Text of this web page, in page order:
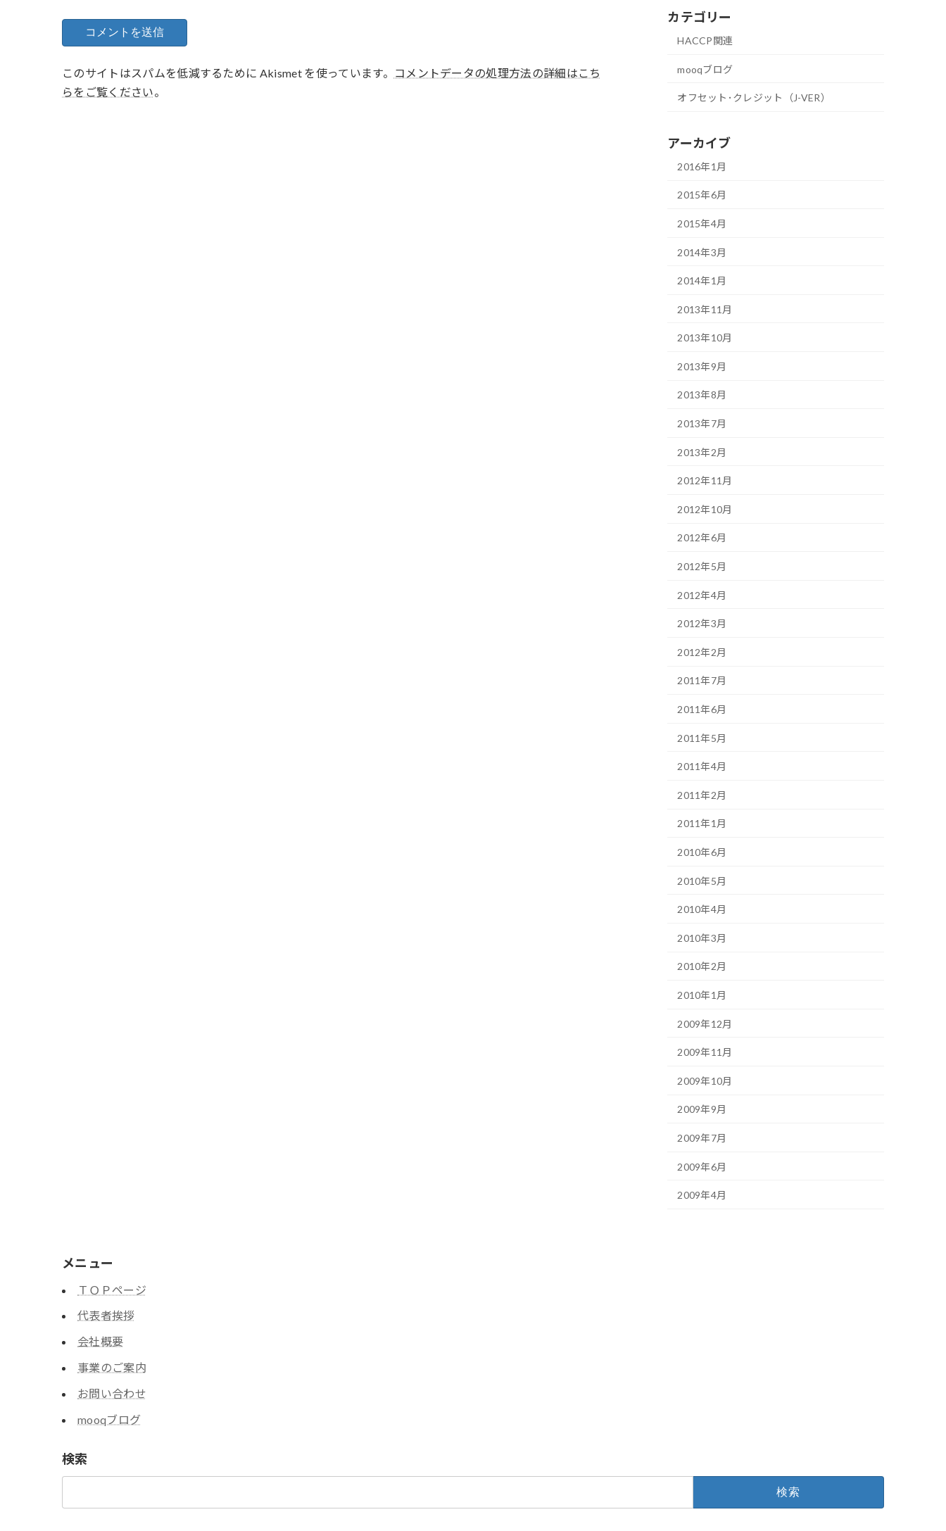
このサイトはスパムを低減するために Akismet を使っています。
コメントデータの処理方法の詳細はこち
らをご覧ください。
カテゴリー
HACCP関連
mooqブログ
オフセット･クレジット（J-VER）
アーカイブ
2016年1月
2015年6月
2015年4月
2014年3月
2014年1月
2013年11月
2013年10月
2013年9月
2013年8月
2013年7月
2013年2月
2012年11月
2012年10月
2012年6月
2012年5月
2012年4月
2012年3月
2012年2月
2011年7月
2011年6月
2011年5月
2011年4月
2011年2月
2011年1月
2010年6月
2010年5月
2010年4月
2010年3月
2010年2月
2010年1月
2009年12月
2009年11月
2009年10月
2009年9月
2009年7月
2009年6月
2009年4月
メニュー
ＴＯＰページ
代表者挨拶
会社概要
事業のご案内
お問い合わせ
mooqブログ
検索